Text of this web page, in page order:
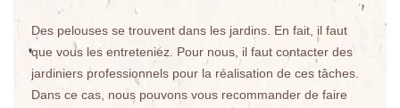
Des pelouses se trouvent dans les jardins. En fait, il faut
que vous les entreteniez. Pour nous, il faut contacter des
jardiniers professionnels pour la réalisation de ces tâches.
Dans ce cas, nous pouvons vous recommander de faire